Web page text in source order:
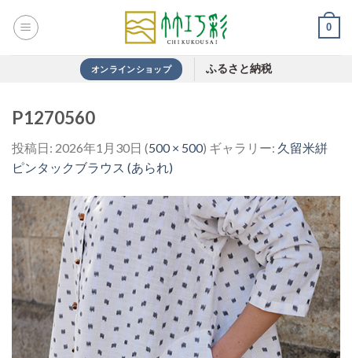
0
オンラインショップ ふるさと納税
P1270560
投稿日: 2026年1月30日 (500 × 500) ギャラリー: 久留米絣
ピンタックブラウス (あられ)